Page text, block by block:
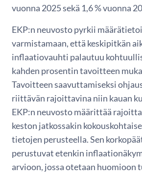
vuonna 2025 sekä 1,6 % vuonna
EKP:n neuvosto pyrkii
varmistamaan, että keskipitkän
inflaatiovauhti palautuu
kahden prosentin tavoitteen
Tavoitteen saavuttamiseksi
riittävän rajoittavina niin kauan
EKP:n neuvosto määrittää
keston jatkossakin
tietojen perusteella. Sen
perustuvat etenkin
arvioon, jossa otetaan huomioon